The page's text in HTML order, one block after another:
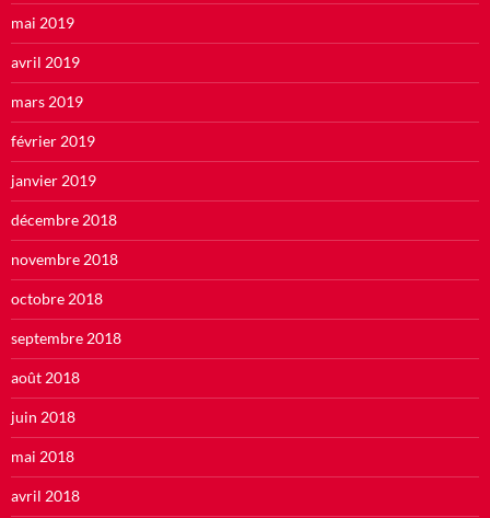
mai 2019
avril 2019
mars 2019
février 2019
janvier 2019
décembre 2018
novembre 2018
octobre 2018
septembre 2018
août 2018
juin 2018
mai 2018
avril 2018